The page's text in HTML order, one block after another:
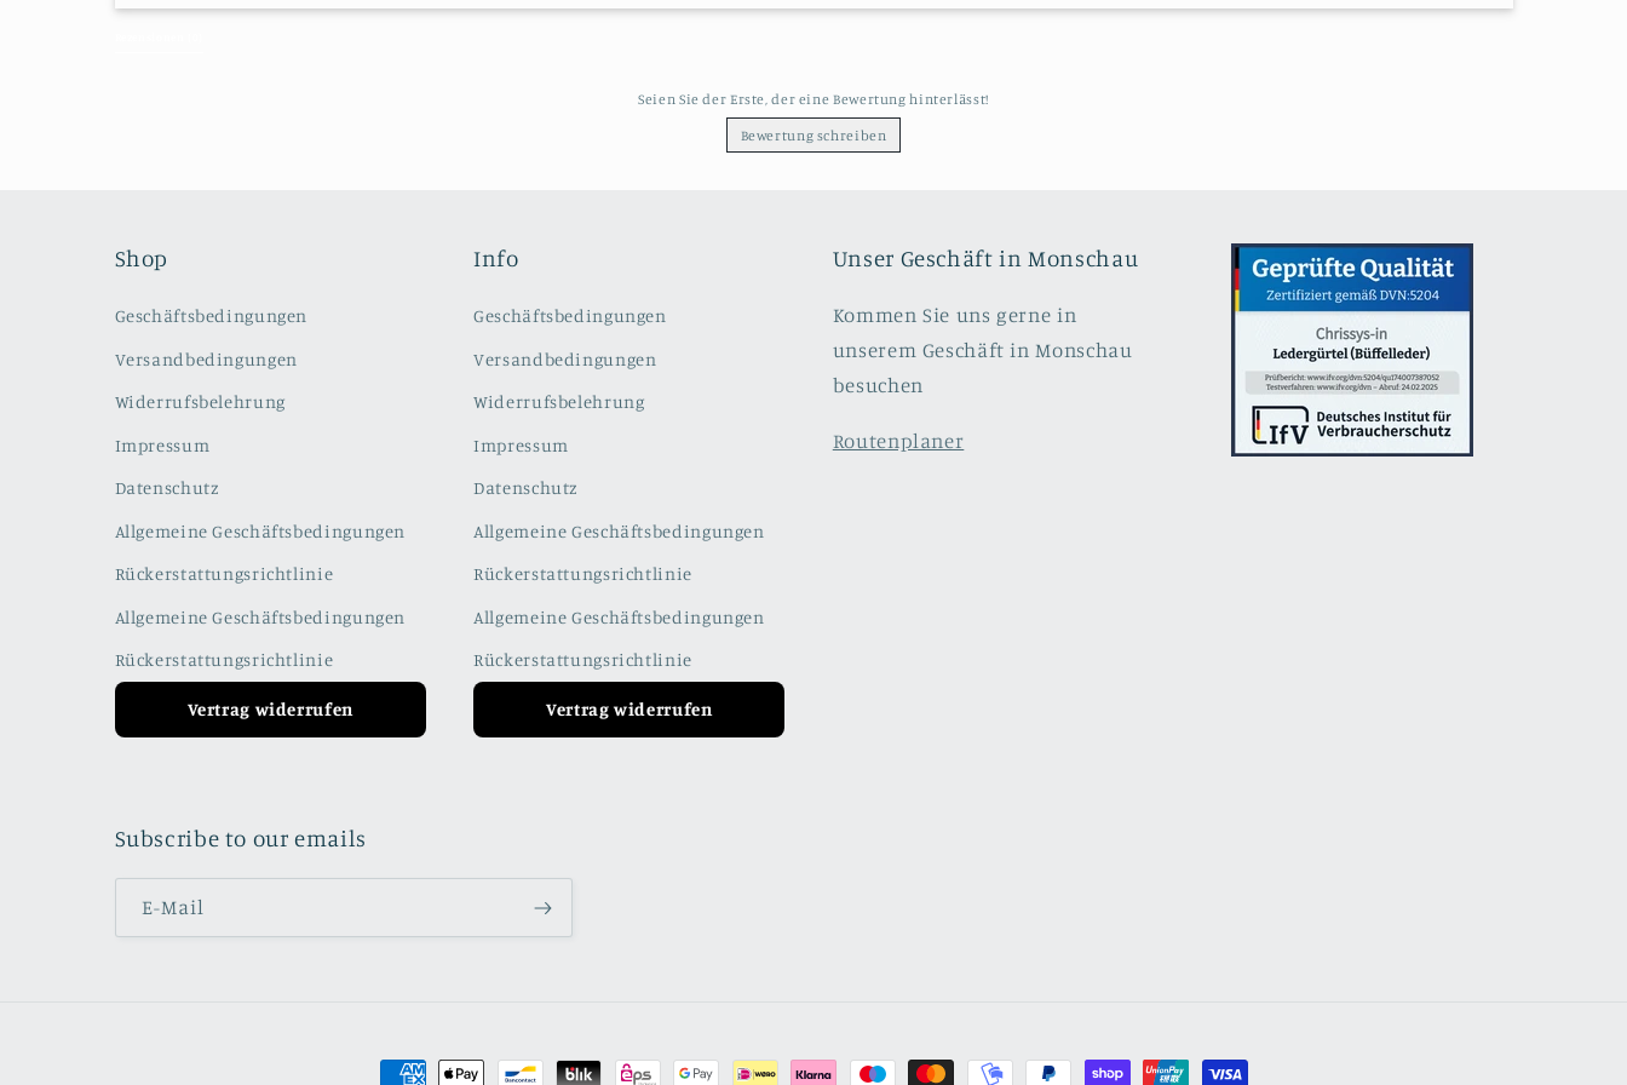
Alle Bewertungen
Seien Sie der Erste, der eine Bewertung hinterlässt!
Bewertung schreiben
Shop
Geschäftsbedingungen
Versandbedingungen
Widerrufsbelehrung
Impressum
Datenschutz
Allgemeine Geschäftsbedingungen
Rückerstattungsrichtlinie
Allgemeine Geschäftsbedingungen
Rückerstattungsrichtlinie
Vertrag widerrufen
Info
Geschäftsbedingungen
Versandbedingungen
Widerrufsbelehrung
Impressum
Datenschutz
Allgemeine Geschäftsbedingungen
Rückerstattungsrichtlinie
Allgemeine Geschäftsbedingungen
Rückerstattungsrichtlinie
Vertrag widerrufen
Unser Geschäft in Monschau
Kommen Sie uns gerne in
unserem Geschäft in Monschau
besuchen
Routenplaner
Subscribe to our emails
E-Mail
Zahlungsmethoden